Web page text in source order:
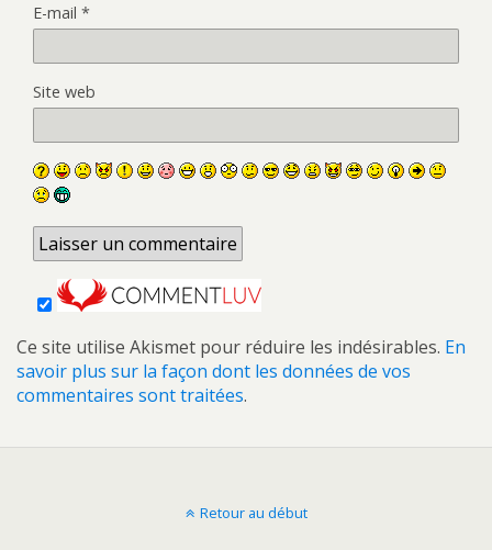
E-mail *
Site web
Ce site utilise Akismet pour réduire les indésirables. En
savoir plus sur la façon dont les données de vos
commentaires sont traitées.
Retour au début